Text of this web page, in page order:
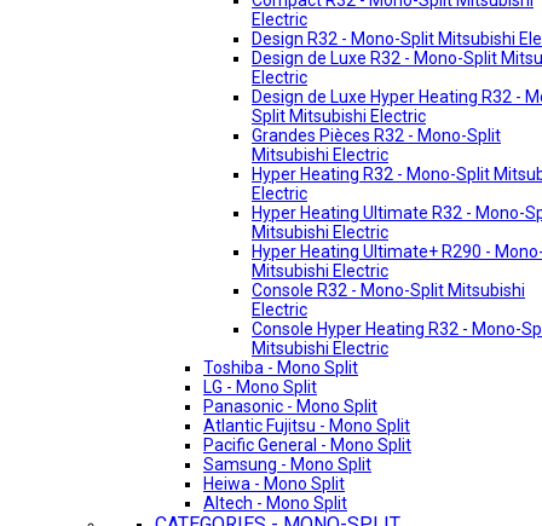
Electric
Design R32 - Mono-Split Mitsubishi
Design de Luxe R32 - Mono-Split
Electric
Design de Luxe Hyper Heating R32 -
Split Mitsubishi Electric
Grandes Pièces R32 - Mono-Split
Mitsubishi Electric
Hyper Heating R32 - Mono-Split
Electric
Hyper Heating Ultimate R32 - Mono-
Mitsubishi Electric
Hyper Heating Ultimate+ R290 -
Mitsubishi Electric
Console R32 - Mono-Split Mitsubishi
Electric
Console Hyper Heating R32 - Mono-
Mitsubishi Electric
Toshiba - Mono Split
LG - Mono Split
Panasonic - Mono Split
Atlantic Fujitsu - Mono Split
Pacific General - Mono Split
Samsung - Mono Split
Heiwa - Mono Split
Altech - Mono Split